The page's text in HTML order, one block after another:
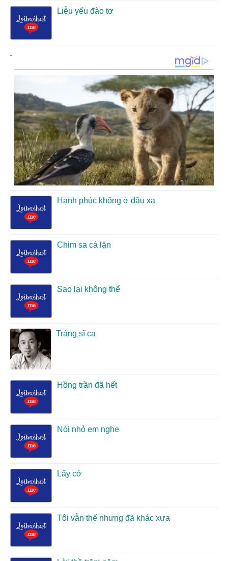
Liễu yếu đào tơ
Hạnh phúc không ở đâu xa
Chim sa cá lặn
Sao lại không thể
Tráng sĩ ca
Hồng trần đã hết
Nói nhỏ em nghe
Lấy cớ
Tôi vẫn thế nhưng đã khác xưa